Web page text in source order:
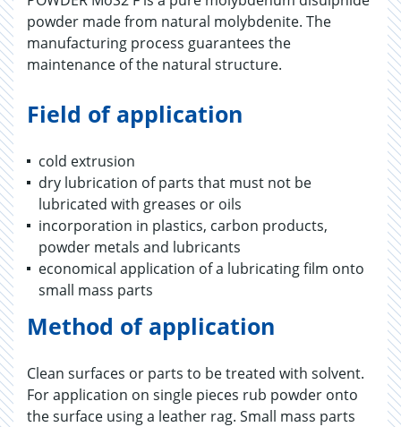
powder made from natural molybdenite. The
manufacturing process guarantees the
maintenance of the natural structure.
Field of application
cold extrusion
dry lubrication of parts that must not be
lubricated with greases or oils
incorporation in plastics, carbon products,
powder metals and lubricants
economical application of a lubricating film onto
small mass parts
Method of application
Clean surfaces or parts to be treated with solvent.
For application on single pieces rub powder onto
the surface using a leather rag. Small mass parts